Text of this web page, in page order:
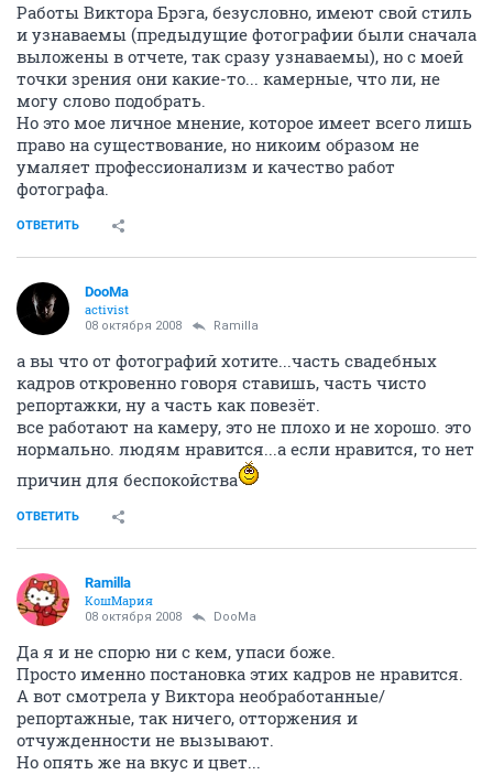
Работы Виктора Брэга, безусловно, имеют свой стиль
и узнаваемы (предыдущие фотографии были сначала
выложены в отчете, так сразу узнаваемы), но с моей
точки зрения они какие-то... камерные, что ли, не
могу слово подобрать.
Но это мое личное мнение, которое имеет всего лишь
право на существование, но никоим образом не
умаляет профессионализм и качество работ
фотографа.
ОТВЕТИТЬ
DooMa
activist
08 октября 2008 Ramilla
а вы что от фотографий хотите...часть свадебных
кадров откровенно говоря ставишь, часть чисто
репортажки, ну а часть как повезёт.
все работают на камеру, это не плохо и не хорошо. это
нормально. людям нравится...а если нравится, то нет
причин для беспокойства
ОТВЕТИТЬ
Ramilla
КошМария
08 октября 2008 DooMa
Да я и не спорю ни с кем, упаси боже.
Просто именно постановка этих кадров не нравится.
А вот смотрела у Виктора необработанные/
репортажные, так ничего, отторжения и
отчужденности не вызывают.
Но опять же на вкус и цвет...